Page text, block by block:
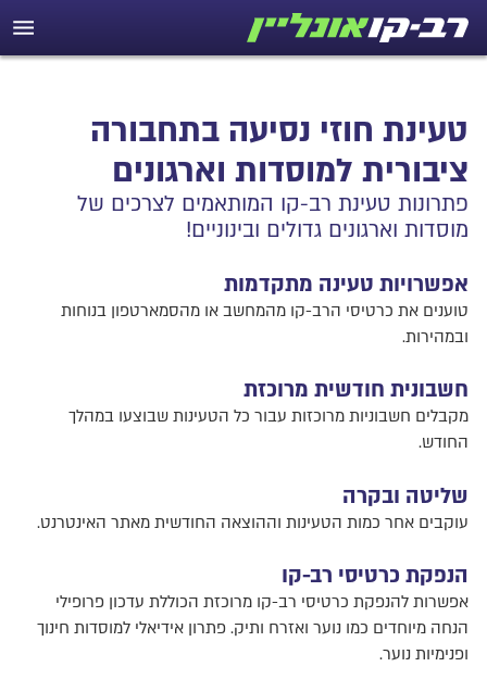
טעינת חוזי נסיעה בתחבורה
ציבורית למוסדות וארגונים
פתרונות טעינת רב-קו המותאמים לצרכים של
מוסדות וארגונים גדולים ובינוניים!
אפשרויות טעינה מתקדמות
טוענים את כרטיסי הרב-קו מהמחשב או מהסמארטפון בנוחות
ובמהירות.
חשבונית חודשית מרוכזת
מקבלים חשבוניות מרוכזות עבור כל הטעינות שבוצעו במהלך
החודש.
שליטה ובקרה
עוקבים אחר כמות הטעינות וההוצאה החודשית מאתר האינטרנט.
הנפקת כרטיסי רב-קו
אפשרות להנפקת כרטיסי רב-קו מרוכזת הכוללת עדכון פרופילי
הנחה מיוחדים כמו נוער ואזרח ותיק. פתרון אידיאלי למוסדות חינוך
ופנימיות נוער.